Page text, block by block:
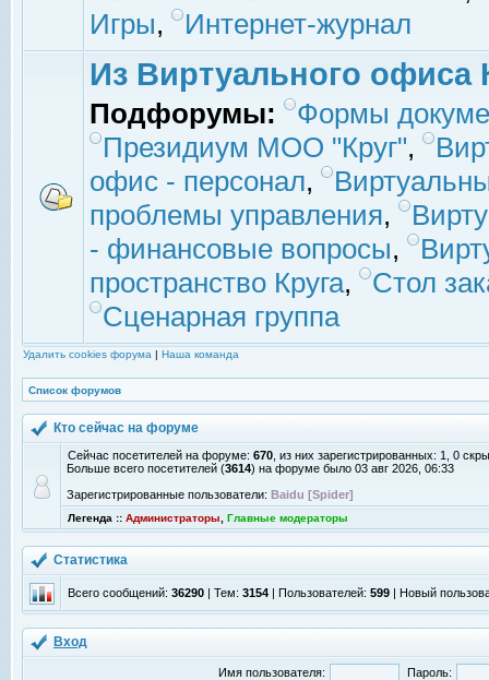
Игры, Интернет-журнал
Из Виртуального офиса
Подфорумы:
Формы
Президиум МОО "Круг",
офис - персонал,
проблемы управления,
- финансовые вопросы,
пространство Круга,
Стол
Сценарная группа
Удалить cookies форума | Наша команда
Список форумов
Кто сейчас на форуме
Сейчас посетителей на форуме: 670 , из них зарегистрированных: 1, 0
Больше всего посетителей (3614) на форуме было 03 авг 2026, 06:33
Зарегистрированные пользователи: Baidu [Spider]
Легенда :: Администраторы Главные модераторы
Статистика
Всего сообщений: 36290 | Тем: 3154 | Пользователей: 599 | Новый
Вход
Имя пользователя: Пароль: